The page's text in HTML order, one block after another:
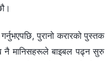
पुरानो करारको पुस्तक
नै मानिसहरूले बाइबल पढ्न सुरु